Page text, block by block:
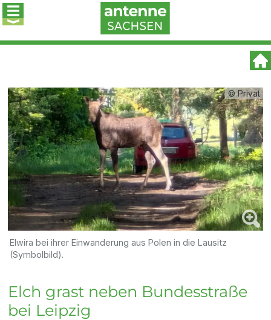
© Privat
Elwira bei ihrer Einwanderung aus Polen in die Lausitz
(Symbolbild).
Elch grast neben Bundesstraße
bei Leipzig